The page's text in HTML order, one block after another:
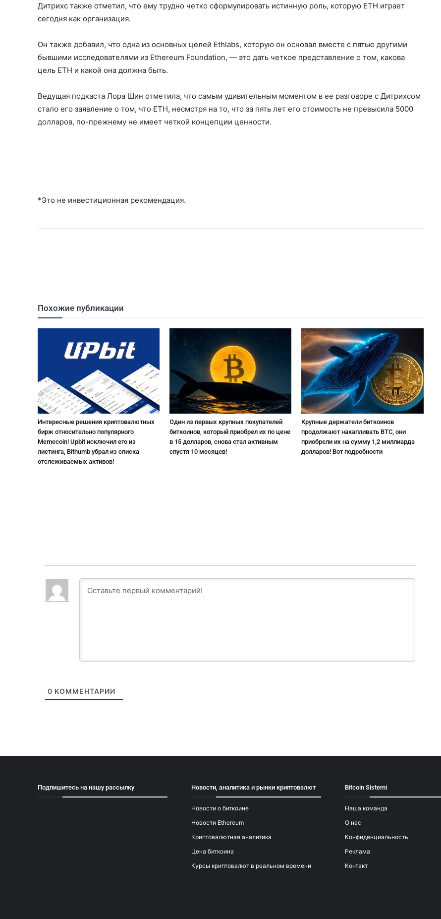
Дитрихс также отметил, что ему трудно четко сформулировать истинную роль, которую ETH играет
сегодня как организация.
Он также добавил, что одна из основных целей Ethlabs, которую он основал вместе с пятью другими
бывшими исследователями из Ethereum Foundation, — это дать четкое представление о том, какова
цель ETH и какой она должна быть.
Ведущая подкаста Лора Шин отметила, что самым удивительным моментом в ее разговоре с Дитрихсом
стало его заявление о том, что ETH, несмотря на то, что за пять лет его стоимость не превысила 5000
долларов, по-прежнему не имеет четкой концепции ценности.
*Это не инвестиционная рекомендация.
Похожие публикации
Интересные решения криптовалютных
бирж относительно популярного
Memecoin! Upbit исключил его из
листинга, Bithumb убрал из списка
отслеживаемых активов!
Один из первых крупных покупателей
биткоинов, который приобрел их по цене
в 15 долларов, снова стал активным
спустя 10 месяцев!
Крупные держатели биткоинов
продолжают накапливать BTC, они
приобрели их на сумму 1,2 миллиарда
долларов! Вот подробности
0 КОММЕНТАРИИ
Подпишитесь на нашу рассылку Новости, аналитика и рынки криптовалют
Новости о биткоине
Новости Ethereum
Криптовалютная аналитика
Цена биткоина
Курсы криптовалют в реальном времени
Bitcoin Sistemi
Наша команда
О нас
Конфиденциальность
Реклама
Контакт